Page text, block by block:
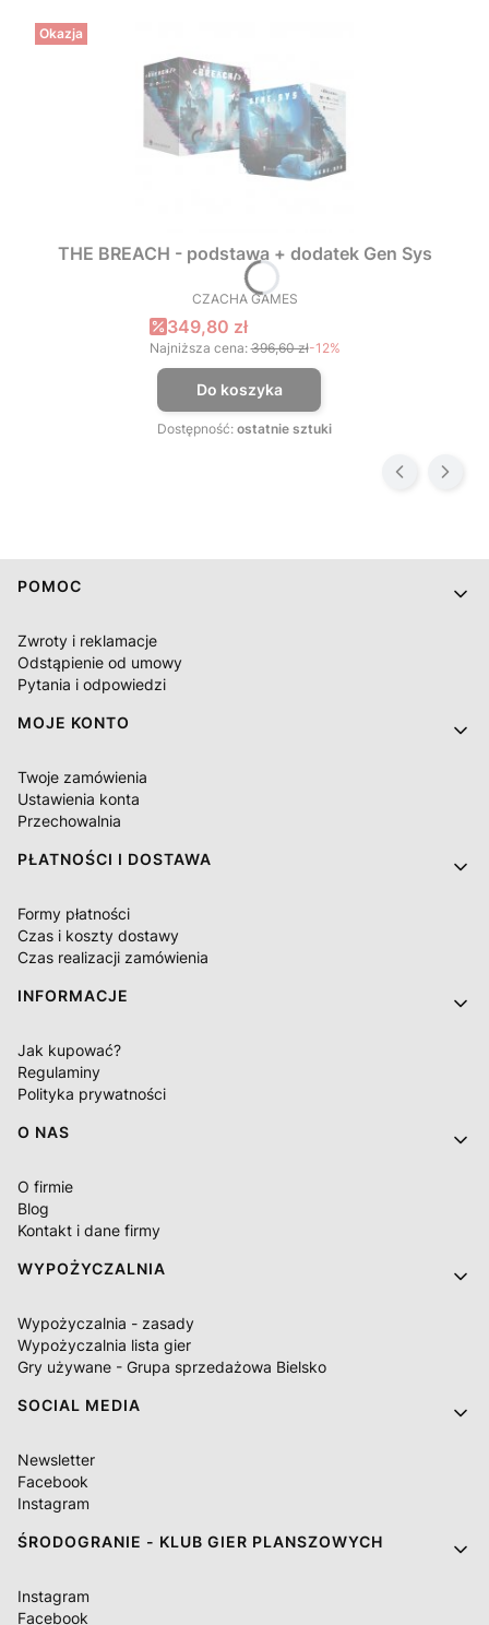
Okazja
THE BREACH - podstawa + dodatek Gen Sys
PRODUCENT
CZACHA GAMES
Cena promocyjna
349,80 zł
Najniższa cena: 396,60 zł-12%
Do koszyka
Dostępność: ostatnie sztuki
Linki w stopce
POMOC
Zwroty i reklamacje
Odstąpienie od umowy
Pytania i odpowiedzi
MOJE KONTO
Twoje zamówienia
Ustawienia konta
Przechowalnia
PŁATNOŚCI I DOSTAWA
Formy płatności
Czas i koszty dostawy
Czas realizacji zamówienia
INFORMACJE
Jak kupować?
Regulaminy
Polityka prywatności
O NAS
O firmie
Blog
Kontakt i dane firmy
WYPOŻYCZALNIA
Wypożyczalnia - zasady
Wypożyczalnia lista gier
Gry używane - Grupa sprzedażowa Bielsko
SOCIAL MEDIA
Newsletter
Facebook
Instagram
ŚRODOGRANIE - KLUB GIER PLANSZOWYCH
Instagram
Facebook